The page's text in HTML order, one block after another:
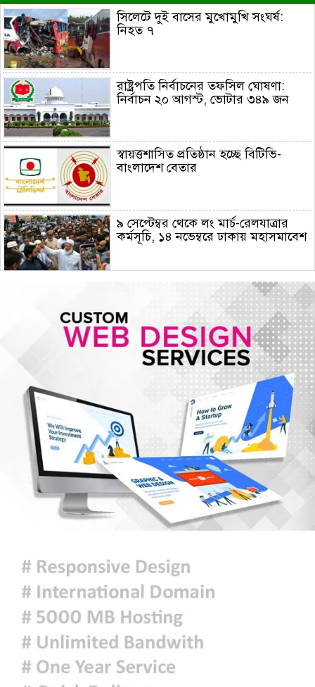
সিলেটে দুই বাসের মুখোমুখি সংঘর্ষ:
নিহত ৭
রাষ্ট্রপতি নির্বাচনের তফসিল ঘোষণা:
নির্বাচন ২০ আগস্ট, ভোটার ৩৪৯ জন
স্বায়ত্তশাসিত প্রতিষ্ঠান হচ্ছে বিটিভি-
বাংলাদেশ বেতার
৯ সেপ্টেম্বর থেকে লং মার্চ-রেলযাত্রার
কর্মসূচি, ১৪ নভেম্বরে ঢাকায় মহাসমাবেশ
হরমুজে নতুন নৌপথে ওমানের সঙ্গে
জরুরি জ্বালানি সরবরাহ নিশ্চিতে ৮ কার্গো
এলএনজি ও ৫ হাজার টন এলপিজি
কেনার নীতিগত অনুমোদন
নদী দূষণ রোধে সমন্বিত পদক্ষেপ গ্রহণে
অবহেলার কোনো সুযোগ নেই : প্রধানমন্ত্রী
ঢাকা সহ ৭ অঞ্চলে দমকা বা ঝড়ো
হাওয়াসহ বৃষ্টি কিংবা বজ্রসহ বৃষ্টি হতে
আজকের রাশিফল
হাসিনাকে বক্তব্যের সুযোগ দিয়ে জুলাই
শহীদদের অসম্মান করেছে ভারত: রিজভী